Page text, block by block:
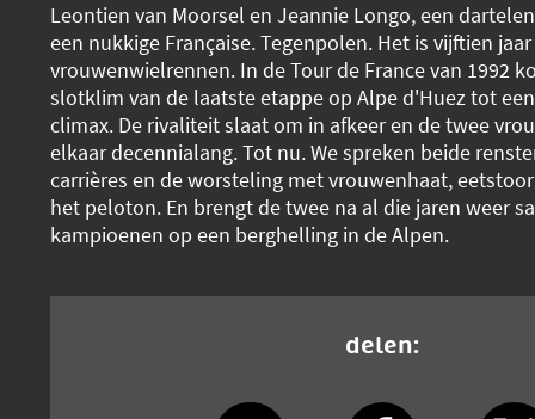
Leontien van Moorsel en Jeannie Longo, een
een nukkige Française. Tegenpolen. Het is vijftien
vrouwenwielrennen. In de Tour de France van 1992
slotklim van de laatste etappe op Alpe d'Huez tot
climax. De rivaliteit slaat om in afkeer en de twee
elkaar decennialang. Tot nu. We spreken beide
carrières en de worsteling met vrouwenhaat,
het peloton. En brengt de twee na al die jaren weer
kampioenen op een berghelling in de Alpen.
delen: